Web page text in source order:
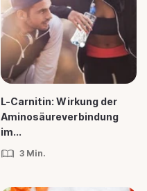
L-Carnitin: Wirkung der
Aminosäureverbindung
im...
3 Min.